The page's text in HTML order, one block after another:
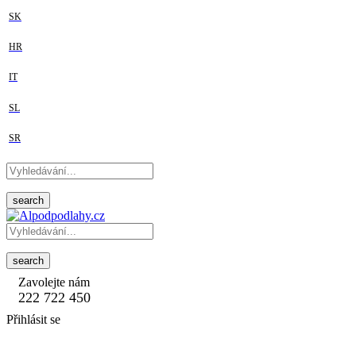
SK
HR
IT
SL
SR
search
search
Zavolejte nám
222 722 450
Přihlásit se